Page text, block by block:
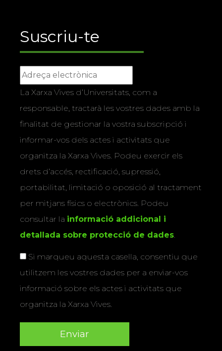
Suscriu-te
La Xarxa Vives d’Universitats, com a
responsable, tractarà les vostres dades amb la
finalitat de gestionar la vostra subscripció i
informar-vos dels actes i activitats que
organitza la Xarxa Vives. Podeu exercir els
drets d’accés, rectificació, supressió,
portabilitat, limitació o oposició al tractament
per mitjans físics o electrònics. Podeu
consultar la informació addicional i
detallada sobre protecció de dades.
Si marqueu aquesta casella, consentiu que
utilitzem les vostres dades per a enviar-vos
informació sobre els actes i activitats que
organitza la Xarxa Vives.